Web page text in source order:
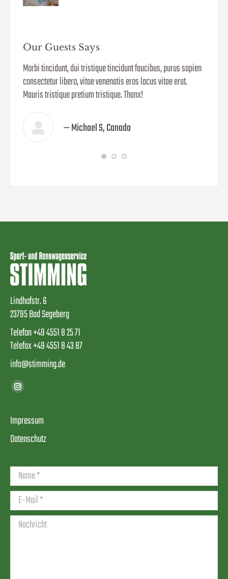
Our Guests Says
Morbi tincidunt, dui tristique tincidunt faucibus, purus sapien
consectetur libero, vitae venenatis eros lacus vitae erat.
Mauris tristique pretium tristique. Thanx!
— Michael S, Canada
Lindhofstr. 6
23795 Bad Segeberg
Telefon +49 4551 8 25 71
Telefax +49 4551 8 43 87
info@stimming.de
Finden Sie uns auf:
Instagram
opens
in
new
Impressum
Datenschutz
Name *
E-Mail *
Nachricht